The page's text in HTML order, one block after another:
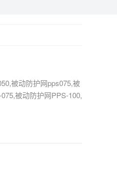
被动防护网pps075,被
被动防护网PPS-100,